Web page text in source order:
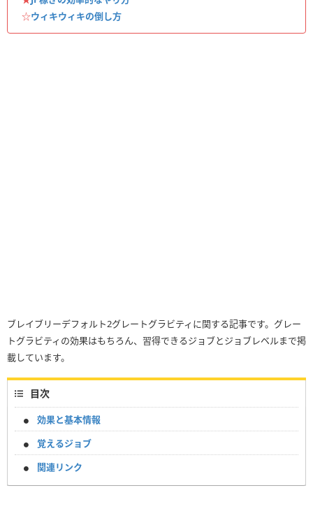
☆ウィキウィキの倒し方
ブレイブリーデフォルト2グレートグラビティに関する記事です。グレー
トグラビティの効果はもちろん、習得できるジョブとジョブレベルまで掲
載しています。
目次
効果と基本情報
覚えるジョブ
関連リンク